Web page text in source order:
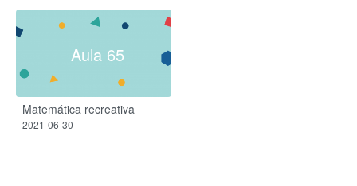
Aula 65
Matemática recreativa
2021-06-30